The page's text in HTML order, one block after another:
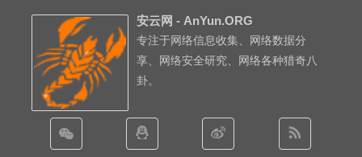
安云网 - AnYun.ORG
专注于网络信息收集、网络数据分
享、网络安全研究、网络各种猎奇八
卦。